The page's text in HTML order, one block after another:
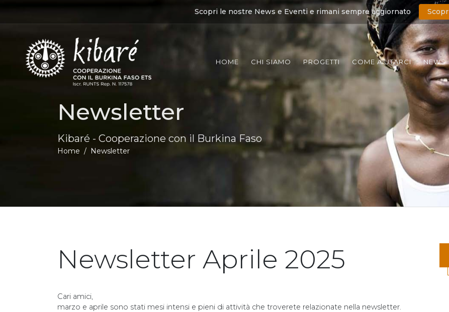
Scopri le nostre News e Eventi e rimani sempre aggiornato
HOME CHI SIAMO PROGETTI COME AIUTARCI NEWS
Newsletter
Kibaré - Cooperazione con il Burkina Faso
Home Newsletter
Newsletter Aprile 2025
Cari amici,
marzo e aprile sono stati mesi intensi e pieni di attività che troverete relazionate nella newsletter.